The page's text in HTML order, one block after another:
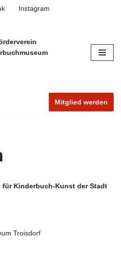
Instagram
Mitglied werden
für Kinderbuch-Kunst der Stadt
Troisdorf